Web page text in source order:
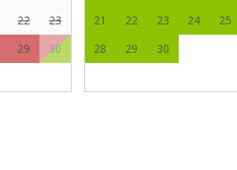
22
23
29
30
21
22 23 24 25
28
29 30